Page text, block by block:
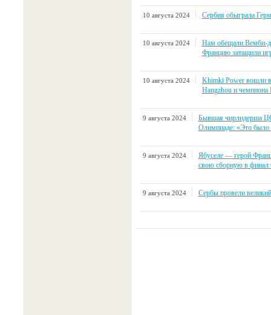
10 августа 2024 Сербия обыграла
10 августа 2024
Нам обещали Вемби-
Францию затащили
10 августа 2024
Khimki Power вошли
Hangzhou и чемпиона
9 августа 2024
Бывшая чирлидерша
Олимпиаде: «Это было
9 августа 2024
Ябуселе — герой
свою сборную в
9 августа 2024 Сербы провели